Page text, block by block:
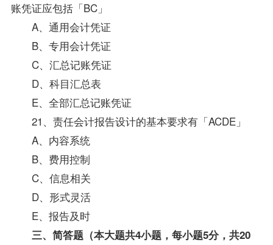
账凭证应包括「BC」
A、通用会计凭证
B、专用会计凭证
C、汇总记账凭证
D、科目汇总表
E、全部汇总记账凭证
21、责任会计报告设计的基本要求有「ACDE」
A、内容系统
B、费用控制
C、信息相关
D、形式灵活
E、报告及时
三、简答题（本大题共4小题，每小题5分，共20